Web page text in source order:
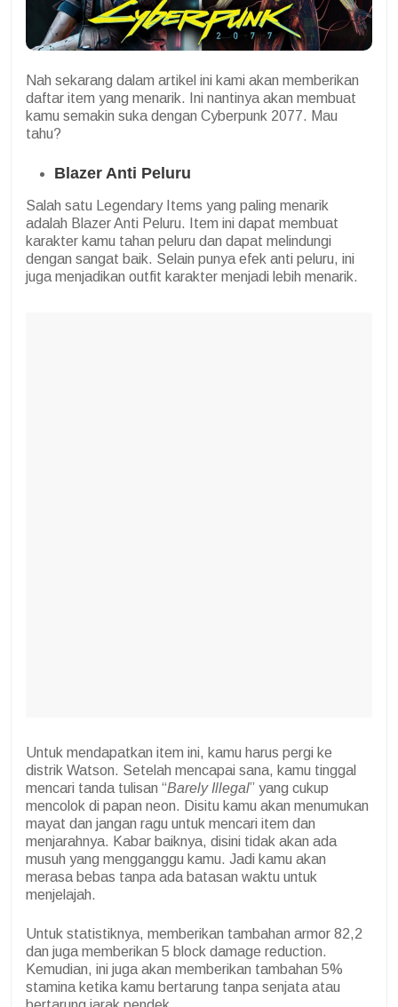
Nah sekarang dalam artikel ini kami akan memberikan
daftar item yang menarik. Ini nantinya akan membuat
kamu semakin suka dengan Cyberpunk 2077. Mau
tahu?
Blazer Anti Peluru
Salah satu Legendary Items yang paling menarik
adalah Blazer Anti Peluru. Item ini dapat membuat
karakter kamu tahan peluru dan dapat melindungi
dengan sangat baik. Selain punya efek anti peluru, ini
juga menjadikan outfit karakter menjadi lebih menarik.
Untuk mendapatkan item ini, kamu harus pergi ke
distrik Watson. Setelah mencapai sana, kamu tinggal
mencari tanda tulisan “Barely Illegal” yang cukup
mencolok di papan neon. Disitu kamu akan menumukan
mayat dan jangan ragu untuk mencari item dan
menjarahnya. Kabar baiknya, disini tidak akan ada
musuh yang mengganggu kamu. Jadi kamu akan
merasa bebas tanpa ada batasan waktu untuk
menjelajah.
Untuk statistiknya, memberikan tambahan armor 82,2
dan juga memberikan 5 block damage reduction.
Kemudian, ini juga akan memberikan tambahan 5%
stamina ketika kamu bertarung tanpa senjata atau